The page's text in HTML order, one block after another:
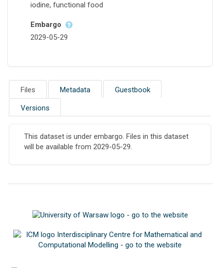
iodine, functional food
Embargo
2029-05-29
Files Metadata Guestbook
Versions
This dataset is under embargo. Files in this dataset
will be available from 2029-05-29.